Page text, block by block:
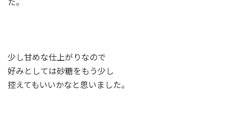
少し甘めな仕上がりなので
好みとしては砂糖をもう少し
控えてもいいかなと思いました。